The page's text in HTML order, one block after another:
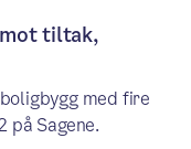
tiltak,
med fire
på Sagene.